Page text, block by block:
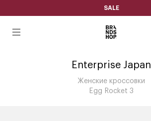
SALE
Enterprise Japan
Женские кроссовки
Egg Rocket 3